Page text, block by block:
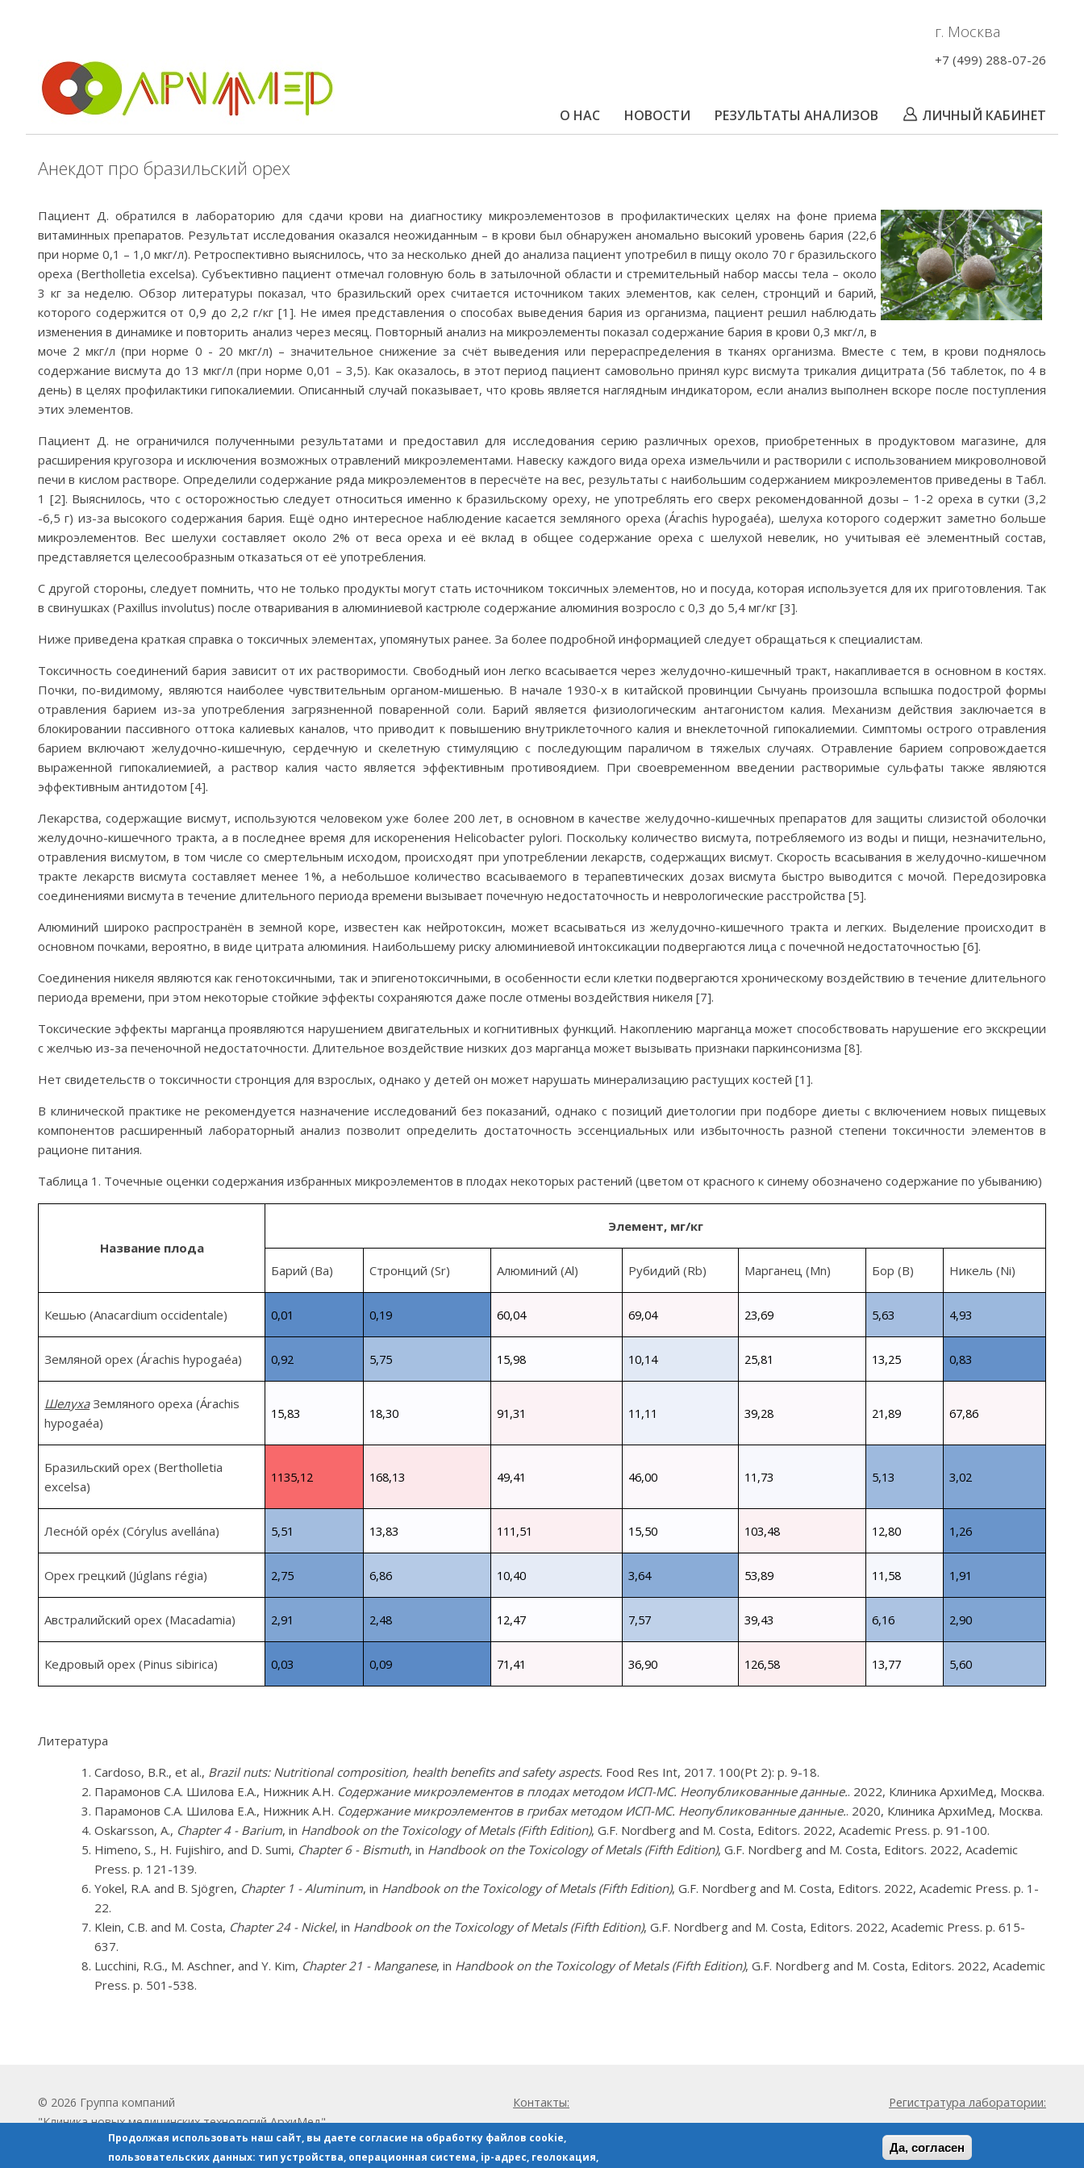
г. Москва
+7 (499) 288-07-26
О НАС НОВОСТИ РЕЗУЛЬТАТЫ АНАЛИЗОВ
ЛИЧНЫЙ КАБИНЕТ
to
Анекдот про бразильский орех
Пациент Д. обратился в лабораторию для сдачи крови на диагностику микроэлементозов в профилактических целях на фоне приема
витаминных препаратов. Результат исследования оказался неожиданным – в крови был обнаружен аномально высокий уровень бария (22,6
при норме 0,1 – 1,0 мкг/л). Ретроспективно выяснилось, что за несколько дней до анализа пациент употребил в пищу около 70 г бразильского
ореха (Bertholletia excelsa). Субъективно пациент отмечал головную боль в затылочной области и стремительный набор массы тела – около
3 кг за неделю. Обзор литературы показал, что бразильский орех считается источником таких элементов, как селен, стронций и барий,
которого содержится от 0,9 до 2,2 г/кг [1]. Не имея представления о способах выведения бария из организма, пациент решил наблюдать
изменения в динамике и повторить анализ через месяц. Повторный анализ на микроэлементы показал содержание бария в крови 0,3 мкг/л, в
моче 2 мкг/л (при норме 0 - 20 мкг/л) – значительное снижение за счёт выведения или перераспределения в тканях организма. Вместе с тем, в крови поднялось
содержание висмута до 13 мкг/л (при норме 0,01 – 3,5). Как оказалось, в этот период пациент самовольно принял курс висмута трикалия дицитрата (56 таблеток, по 4 в
день) в целях профилактики гипокалиемии. Описанный случай показывает, что кровь является наглядным индикатором, если анализ выполнен вскоре после поступления
этих элементов.
Пациент Д. не ограничился полученными результатами и предоставил для исследования серию различных орехов, приобретенных в продуктовом магазине, для
расширения кругозора и исключения возможных отравлений микроэлементами. Навеску каждого вида ореха измельчили и растворили с использованием микроволновой
печи в кислом растворе. Определили содержание ряда микроэлементов в пересчёте на вес, результаты с наибольшим содержанием микроэлементов приведены в Табл.
1 [2]. Выяснилось, что с осторожностью следует относиться именно к бразильскому ореху, не употреблять его сверх рекомендованной дозы – 1-2 ореха в сутки (3,2
-6,5 г) из-за высокого содержания бария. Ещё одно интересное наблюдение касается земляного ореха (Árachis hypogaéa), шелуха которого содержит заметно больше
микроэлементов. Вес шелухи составляет около 2% от веса ореха и её вклад в общее содержание ореха с шелухой невелик, но учитывая её элементный состав,
представляется целесообразным отказаться от её употребления.
С другой стороны, следует помнить, что не только продукты могут стать источником токсичных элементов, но и посуда, которая используется для их приготовления. Так
в свинушках (Paxillus involutus) после отваривания в алюминиевой кастрюле содержание алюминия возросло с 0,3 до 5,4 мг/кг [3].
Ниже приведена краткая справка о токсичных элементах, упомянутых ранее. За более подробной информацией следует обращаться к специалистам.
Токсичность соединений бария зависит от их растворимости. Свободный ион легко всасывается через желудочно-кишечный тракт, накапливается в основном в костях.
Почки, по-видимому, являются наиболее чувствительным органом-мишенью. В начале 1930-х в китайской провинции Сычуань произошла вспышка подострой формы
отравления барием из-за употребления загрязненной поваренной соли. Барий является физиологическим антагонистом калия. Механизм действия заключается в
блокировании пассивного оттока калиевых каналов, что приводит к повышению внутриклеточного калия и внеклеточной гипокалиемии. Симптомы острого отравления
барием включают желудочно-кишечную, сердечную и скелетную стимуляцию с последующим параличом в тяжелых случаях. Отравление барием сопровождается
выраженной гипокалиемией, а раствор калия часто является эффективным противоядием. При своевременном введении растворимые сульфаты также являются
эффективным антидотом [4].
Лекарства, содержащие висмут, используются человеком уже более 200 лет, в основном в качестве желудочно-кишечных препаратов для защиты слизистой оболочки
желудочно-кишечного тракта, а в последнее время для искоренения Helicobacter pylori. Поскольку количество висмута, потребляемого из воды и пищи, незначительно,
отравления висмутом, в том числе со смертельным исходом, происходят при употреблении лекарств, содержащих висмут. Скорость всасывания в желудочно-кишечном
тракте лекарств висмута составляет менее 1%, а небольшое количество всасываемого в терапевтических дозах висмута быстро выводится с мочой. Передозировка
соединениями висмута в течение длительного периода времени вызывает почечную недостаточность и неврологические расстройства [5].
Алюминий широко распространён в земной коре, известен как нейротоксин, может всасываться из желудочно-кишечного тракта и легких. Выделение происходит в
основном почками, вероятно, в виде цитрата алюминия. Наибольшему риску алюминиевой интоксикации подвергаются лица с почечной недостаточностью [6].
Соединения никеля являются как генотоксичными, так и эпигенотоксичными, в особенности если клетки подвергаются хроническому воздействию в течение длительного
периода времени, при этом некоторые стойкие эффекты сохраняются даже после отмены воздействия никеля [7].
Токсические эффекты марганца проявляются нарушением двигательных и когнитивных функций. Накоплению марганца может способствовать нарушение его экскреции
с желчью из-за печеночной недостаточности. Длительное воздействие низких доз марганца может вызывать признаки паркинсонизма [8].
Нет свидетельств о токсичности стронция для взрослых, однако у детей он может нарушать минерализацию растущих костей [1].
В клинической практике не рекомендуется назначение исследований без показаний, однако с позиций диетологии при подборе диеты с включением новых пищевых
компонентов расширенный лабораторный анализ позволит определить достаточность эссенциальных или избыточность разной степени токсичности элементов в
рационе питания.
Таблица 1. Точечные оценки содержания избранных микроэлементов в плодах некоторых растений (цветом от красного к синему обозначено содержание по убыванию)
Название плода
Элемент, мг/кг
Барий (Ba) Стронций (Sr) Алюминий (Al) Рубидий (Rb) Марганец (Mn) Бор (B) Никель (Ni)
Кешью (Anacardium occidentale) 0,01 0,19 60,04 69,04 23,69 5,63 4,93
Земляной орех (Árachis hypogaéa) 0,92 5,75 15,98 10,14 25,81 13,25 0,83
ШелухаЗемляного ореха (Árachis
hypogaéa)
15,83 18,30 91,31 11,11 39,28 21,89 67,86
Бразильский орех (Bertholletia
excelsa)
1135,12 168,13 49,41 46,00 11,73 5,13 3,02
Лесно́й оре́х (Córylus avellána) 5,51 13,83 111,51 15,50 103,48 12,80 1,26
Орех грецкий (Júglans régia) 2,75 6,86 10,40 3,64 53,89 11,58 1,91
Австралийский орех (Macadamia) 2,91 2,48 12,47 7,57 39,43 6,16 2,90
Кедровый орех (Pinus sibirica) 0,03 0,09 71,41 36,90 126,58 13,77 5,60
Литература
Cardoso, B.R., et al., Brazil nuts: Nutritional composition, health benefits and safety aspects. Food Res Int, 2017. 100(Pt 2): p. 9-18.
Парамонов С.А. Шилова Е.А., Нижник А.Н. Содержание микроэлементов в плодах методом ИСП-МС. Неопубликованные данные.. 2022, Клиника АрхиМед, Москва.
Парамонов С.А. Шилова Е.А., Нижник А.Н. Содержание микроэлементов в грибах методом ИСП-МС. Неопубликованные данные.. 2020, Клиника АрхиМед, Москва.
Oskarsson, A., Chapter 4 - Barium, in Handbook on the Toxicology of Metals (Fifth Edition), G.F. Nordberg and M. Costa, Editors. 2022, Academic Press. p. 91-100.
Himeno, S., H. Fujishiro, and D. Sumi, Chapter 6 - Bismuth, in Handbook on the Toxicology of Metals (Fifth Edition), G.F. Nordberg and M. Costa, Editors. 2022, Academic
Press. p. 121-139.
Yokel, R.A. and B. Sjögren, Chapter 1 - Aluminum, in Handbook on the Toxicology of Metals (Fifth Edition), G.F. Nordberg and M. Costa, Editors. 2022, Academic Press. p. 1-
22.
Klein, C.B. and M. Costa, Chapter 24 - Nickel, in Handbook on the Toxicology of Metals (Fifth Edition), G.F. Nordberg and M. Costa, Editors. 2022, Academic Press. p. 615-
637.
Lucchini, R.G., M. Aschner, and Y. Kim, Chapter 21 - Manganese, in Handbook on the Toxicology of Metals (Fifth Edition), G.F. Nordberg and M. Costa, Editors. 2022, Academic
Press. p. 501-538.
© 2026 Группа компаний
"Клиника новых медицинских технологий АрхиМед"
Контакты:
эл.почта:
тел.:указан в договоре
Регистратура лаборатории:
пн-пт: 09.00 - 20.00
сб: 11.00 - 20.00
Продолжая использовать наш сайт, вы даете согласие на обработку файлов cookie,
пользовательских данных: тип устройства, операционная система, ip-адрес, геолокация,
Да, согласен